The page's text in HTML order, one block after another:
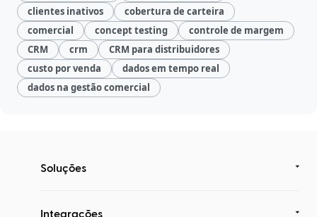
clientes inativos
cobertura de carteira
comercial
concept testing
controle de margem
CRM
crm
CRM para distribuidores
custo por venda
dados em tempo real
dados na gestão comercial
Soluções
Integrações